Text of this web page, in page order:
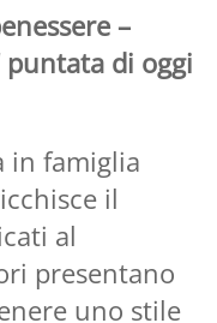
–
di oggi
in famiglia
il
al
presentano
uno stile